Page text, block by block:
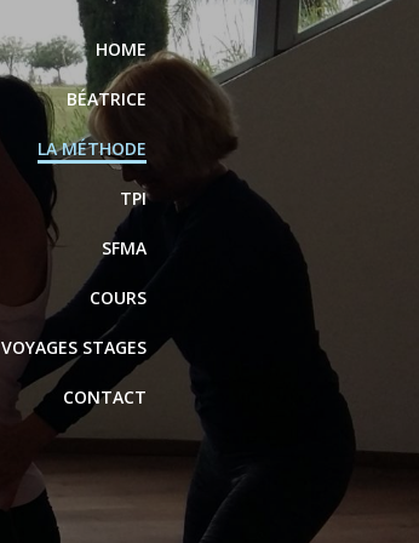
HOME
BÉATRICE
LA MÉTHODE
TPI
SFMA
COURS
VOYAGES STAGES
CONTACT